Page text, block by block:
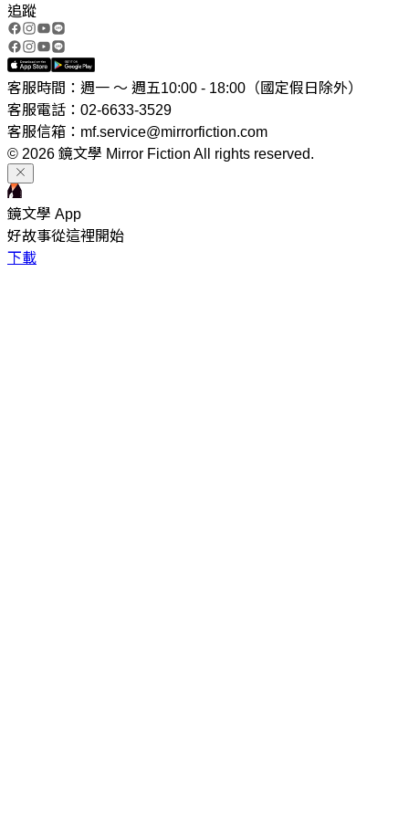
追蹤
客服時間：週一 ～ 週五10:00 - 18:00（國定假日除外）
客服電話：02-6633-3529
客服信箱：mf.service@mirrorfiction.com
© 2026 鏡文學 Mirror Fiction All rights reserved.
鏡文學 App
好故事從這裡開始
下載